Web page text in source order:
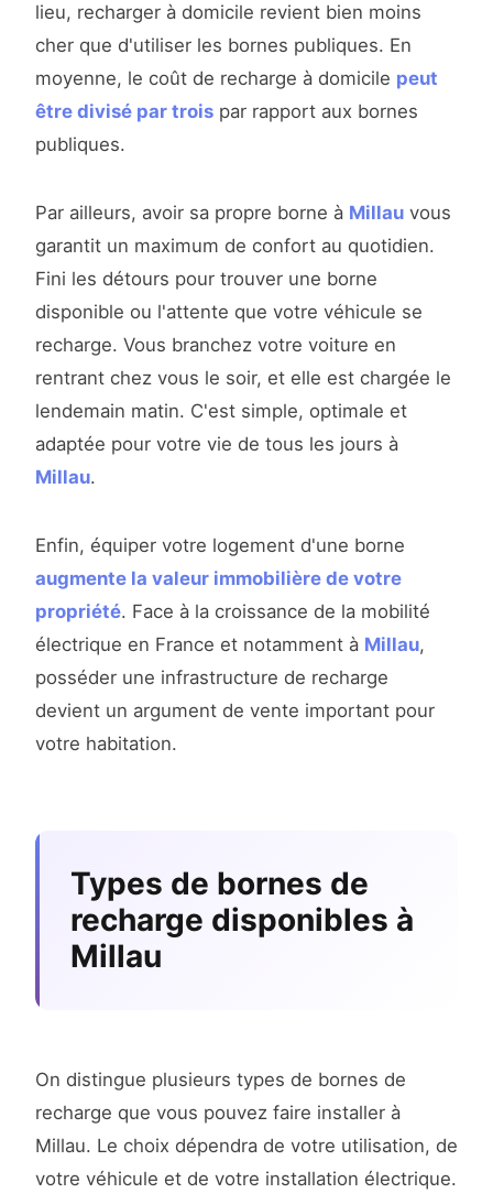
lieu, recharger à domicile revient bien moins
cher que d'utiliser les bornes publiques. En
moyenne, le coût de recharge à domicile peut
être divisé par trois par rapport aux bornes
publiques.
Par ailleurs, avoir sa propre borne à Millau vous
garantit un maximum de confort au quotidien.
Fini les détours pour trouver une borne
disponible ou l'attente que votre véhicule se
recharge. Vous branchez votre voiture en
rentrant chez vous le soir, et elle est chargée le
lendemain matin. C'est simple, optimale et
adaptée pour votre vie de tous les jours à
Millau.
Enfin, équiper votre logement d'une borne
augmente la valeur immobilière de votre
propriété. Face à la croissance de la mobilité
électrique en France et notamment à Millau,
posséder une infrastructure de recharge
devient un argument de vente important pour
votre habitation.
Types de bornes de
recharge disponibles à
Millau
On distingue plusieurs types de bornes de
recharge que vous pouvez faire installer à
Millau. Le choix dépendra de votre utilisation, de
votre véhicule et de votre installation électrique.